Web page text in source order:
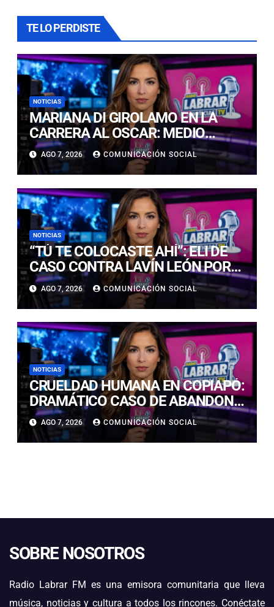
TE LO PERDISTE
NOTICIAS
MARIANA DI GIROLAMO EN LA
CARRERA AL OSCAR: MEDIO
ESPECIALIZADO LA PROPONE
COMO UNA DE LAS FAVORITAS
AGO 7, 2026 COMUNICACIÓN SOCIAL
NOTICIAS
“TÚ TE COLOCASTE AHÍ”: ELI DE
CASO CONTRA LAVÍN LEÓN POR
NO HABLAR CON LA PRENSA AL
DEJAR LA CÁRCEL
AGO 7, 2026 COMUNICACIÓN SOCIAL
NOTICIAS
CRUELDAD HUMANA EN COPIAPÓ:
DRAMÁTICO CASO DE ABANDONO
ANIMAL DE SIETE CACHORROS
AGO 7, 2026 COMUNICACIÓN SOCIAL
SOBRE NOSOTROS
Radio Labrar FM es una emisora comunitaria que lleva
música, noticias y cultura a todos los rincones. Conéctate